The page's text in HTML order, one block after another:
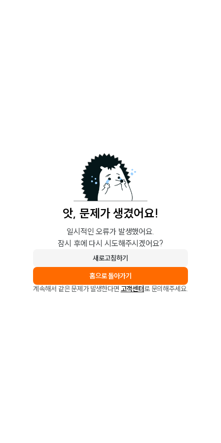
앗, 문제가 생겼어요!
일시적인 오류가 발생했어요.
잠시 후에 다시 시도해주시겠어요?
새로고침하기
홈으로 돌아가기
계속해서 같은 문제가 발생한다면 고객센터로 문의해주세요.